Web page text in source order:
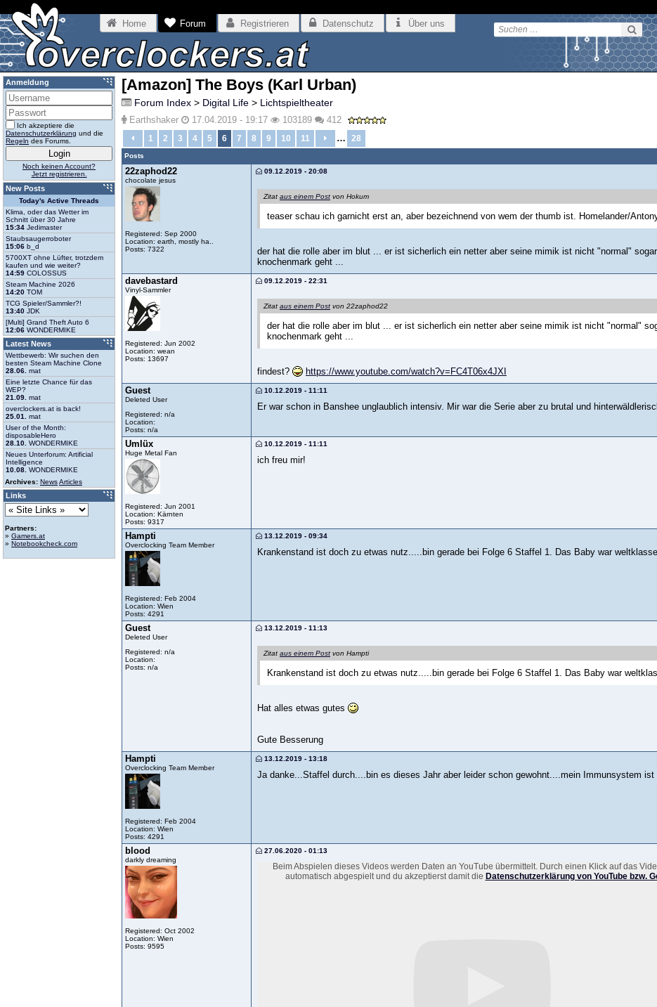
Home Forum Registrieren Datenschutz Über uns
[Amazon] The Boys (Karl Urban)
Forum Index > Digital Life > Lichtspieltheater
Earthshaker 17.04.2019 - 19:17 103189 412
1 2 3 4 5 6 7 8 9 10 11 … 28
Posts
22zaphod22
chocolate jesus
Registered: Sep 2000
Location: earth, mostly ha..
Posts: 7322
09.12.2019 - 20:08
Zitat aus einem Post von Hokum
teaser schau ich garnicht erst an, aber bezeichnend von wem der thumb ist. Homelander/
der hat die rolle aber im blut ... er ist sicherlich ein netter aber seine mimik ist nicht "normal"
knochenmark geht ...
davebastard
Vinyl-Sammler
Registered: Jun 2002
Location: wean
Posts: 13697
09.12.2019 - 22:31
Zitat aus einem Post von 22zaphod22
der hat die rolle aber im blut ... er ist sicherlich ein netter aber seine mimik ist nicht "normal"
knochenmark geht ...
findest?
https://www.youtube.com/watch?v=FC4T06x4JXI
Guest
Deleted User
Registered: n/a
Location:
Posts: n/a
10.12.2019 - 11:11
Er war schon in Banshee unglaublich intensiv. Mir war die Serie aber zu brutal und
Umlüx
Huge Metal Fan
Registered: Jun 2001
Location: Kärnten
Posts: 9317
10.12.2019 - 11:11
ich freu mir!
Hampti
Overclocking Team Member
Registered: Feb 2004
Location: Wien
Posts: 4291
13.12.2019 - 09:34
Krankenstand ist doch zu etwas nutz.....bin gerade bei Folge 6 Staffel 1. Das Baby war
Guest
Deleted User
Registered: n/a
Location:
Posts: n/a
13.12.2019 - 11:13
Zitat aus einem Post von Hampti
Krankenstand ist doch zu etwas nutz.....bin gerade bei Folge 6 Staffel 1. Das Baby war
Hat alles etwas gutes
Gute Besserung
Hampti
Overclocking Team Member
Registered: Feb 2004
Location: Wien
Posts: 4291
13.12.2019 - 13:18
Ja danke...Staffel durch....bin es dieses Jahr aber leider schon gewohnt....mein Immunsystem ist
blood
darkly dreaming
Registered: Oct 2002
Location: Wien
Posts: 9595
27.06.2020 - 01:13
Beim Abspielen dieses Videos werden Daten an YouTube übermittelt. Durch einen Klick auf das
automatisch abgespielt und du akzeptierst damit die Datenschutzerklärung von YouTube bzw.
Anmeldung
Ich akzeptiere die
Datenschutzerklärung und die
Regeln des Forums.
Noch keinen Account?
Jetzt registrieren.
New Posts
Today's Active Threads
Klima, oder das Wetter im
Schnitt über 30 Jahre
15:34 Jedimaster
Staubsaugerroboter
15:06 b_d
5700XT ohne Lüfter, trotzdem
kaufen und wie weiter?
14:59 COLOSSUS
Steam Machine 2026
14:20 TOM
TCG Spieler/Sammler?!
13:40 JDK
[Multi] Grand Theft Auto 6
12:06 WONDERMIKE
Latest News
Wettbewerb: Wir suchen den
besten Steam Machine Clone
28.06. mat
Eine letzte Chance für das
WEP?
21.09. mat
overclockers.at is back!
25.01.
mat
User of the Month:
disposableHero
28.10. WONDERMIKE
Neues Unterforum: Artificial
Intelligence
10.08. WONDERMIKE
Archives: NewsArticles
Links
Partners:
» Gamers.at
» Notebookcheck.com